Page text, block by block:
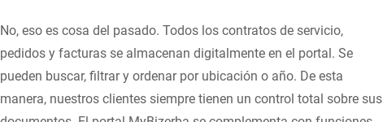
No, eso es cosa del pasado. Todos los contratos de servicio,
pedidos y facturas se almacenan digitalmente en el portal. Se
pueden buscar, filtrar y ordenar por ubicación o año. De esta
manera, nuestros clientes siempre tienen un control total sobre sus